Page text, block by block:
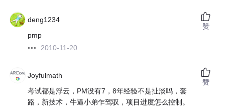
deng1234
pmp
2010-11-20
赞
Joyfulmath
考试都是浮云，PM没有7，8年经验不是扯淡吗，套
路，新技术，牛逼小弟乍驾驭，项目进度怎么控制。
赞